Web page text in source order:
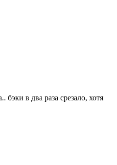
бэки в два раза срезало, хотя